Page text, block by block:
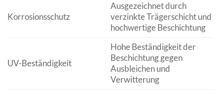
Korrosionsschutz
Ausgezeichnet durch
verzinkte Trägerschicht und
hochwertige Beschichtung
UV-Beständigkeit
Hohe Beständigkeit der
Beschichtung gegen
Ausbleichen und
Verwitterung